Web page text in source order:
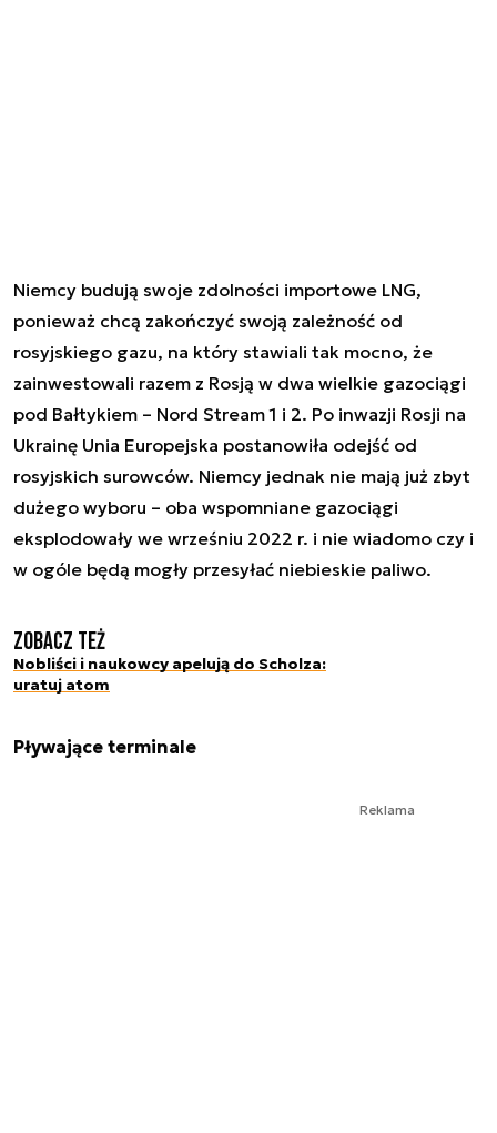
Niemcy budują swoje zdolności importowe LNG,
ponieważ chcą zakończyć swoją zależność od
rosyjskiego gazu, na który stawiali tak mocno, że
zainwestowali razem z Rosją w dwa wielkie gazociągi
pod Bałtykiem – Nord Stream 1 i 2. Po inwazji Rosji na
Ukrainę Unia Europejska postanowiła odejść od
rosyjskich surowców. Niemcy jednak nie mają już zbyt
dużego wyboru – oba wspomniane gazociągi
eksplodowały we wrześniu 2022 r. i nie wiadomo czy i
w ogóle będą mogły przesyłać niebieskie paliwo.
Zobacz też
Nobliści i naukowcy apelują do Scholza:
uratuj atom
Pływające terminale
Reklama